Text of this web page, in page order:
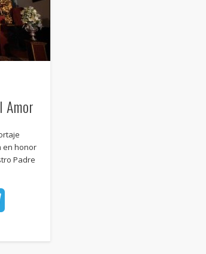
Amor
en honor
Padre